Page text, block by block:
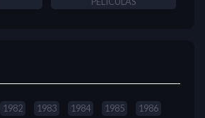
1982 1983 1984 1985 1986